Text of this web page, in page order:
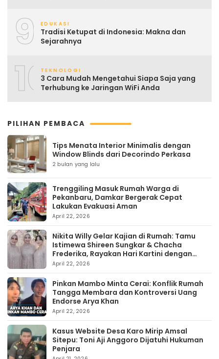
9 EDUKASI
Tradisi Ketupat di Indonesia: Makna dan
Sejarahnya
10TEKNOLOGI
3 Cara Mudah Mengetahui Siapa Saja yang
Terhubung ke Jaringan WiFi Anda
PILIHAN PEMBACA
Tips Menata Interior Minimalis dengan
Window Blinds dari Decorindo Perkasa
2 bulan yang lalu
Trenggiling Masuk Rumah Warga di
Pekanbaru, Damkar Bergerak Cepat
Lakukan Evakuasi Aman
April 22, 2026
Nikita Willy Gelar Kajian di Rumah: Tamu
Istimewa Shireen Sungkar & Chacha
Frederika, Rayakan Hari Kartini dengan
Kehangatan
April 22, 2026
Pinkan Mambo Minta Cerai: Konflik Rumah
Tangga Membara dan Kontroversi Uang
Endorse Arya Khan
April 22, 2026
Kasus Website Desa Karo Mirip Amsal
Sitepu: Toni Aji Anggoro Dijatuhi Hukuman
Penjara